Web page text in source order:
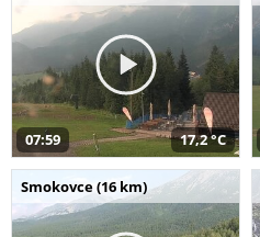
07:59 17,2 °C
Smokovce (16 km)